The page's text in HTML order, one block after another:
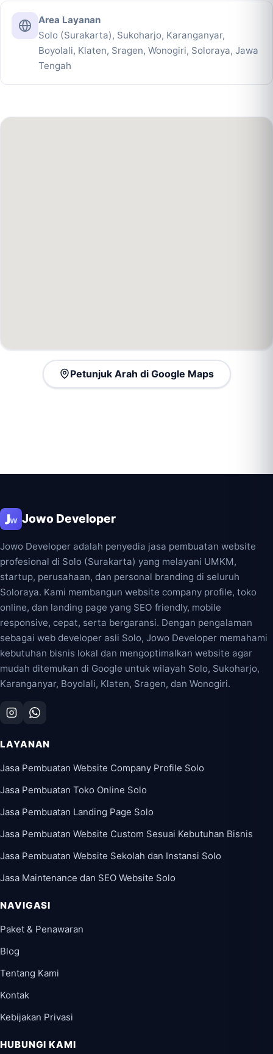
Area Layanan
Solo (Surakarta), Sukoharjo, Karanganyar,
Boyolali, Klaten, Sragen, Wonogiri, Soloraya, Jawa
Tengah
Petunjuk Arah di Google Maps
Jowo Developer
Jowo Developer adalah penyedia jasa pembuatan website
profesional di Solo (Surakarta) yang melayani UMKM,
startup, perusahaan, dan personal branding di seluruh
Soloraya. Kami membangun website company profile, toko
online, dan landing page yang SEO friendly, mobile
responsive, cepat, serta bergaransi. Dengan pengalaman
sebagai web developer asli Solo, Jowo Developer memahami
kebutuhan bisnis lokal dan mengoptimalkan website agar
mudah ditemukan di Google untuk wilayah Solo, Sukoharjo,
Karanganyar, Boyolali, Klaten, Sragen, dan Wonogiri.
LAYANAN
Jasa Pembuatan Website Company Profile Solo
Jasa Pembuatan Toko Online Solo
Jasa Pembuatan Landing Page Solo
Jasa Pembuatan Website Custom Sesuai Kebutuhan Bisnis
Jasa Pembuatan Website Sekolah dan Instansi Solo
Jasa Maintenance dan SEO Website Solo
NAVIGASI
Paket & Penawaran
Blog
Tentang Kami
Kontak
Kebijakan Privasi
HUBUNGI KAMI